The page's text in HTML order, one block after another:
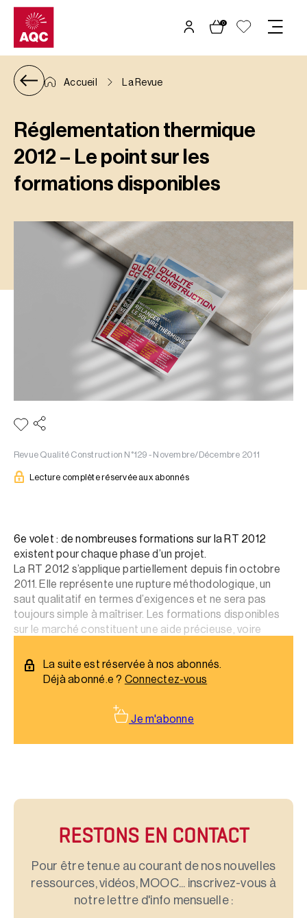
Panneau de gestion des cookies
0
Accueil La Revue
Réglementation thermique
2012 – Le point sur les
formations disponibles
Revue Qualité Construction N°129 - Novembre/Décembre 2011
Lecture complète réservée aux abonnés
6e volet : de nombreuses formations sur la RT 2012
existent pour chaque phase d’un projet.
La RT 2012 s’applique partiellement depuis fin octobre
2011. Elle représente une rupture méthodologique, un
saut qualitatif en termes d’exigences et ne sera pas
toujours simple à maîtriser. Les formations disponibles
sur le marché constituent une aide précieuse, voire
La suite est réservée à nos abonnés.
Déjà abonné.e ? Connectez-vous
Je m'abonne
RESTONS EN CONTACT
Pour être tenu.e au courant de nos nouvelles
ressources, vidéos, MOOC... inscrivez-vous à
notre lettre d'info mensuelle :